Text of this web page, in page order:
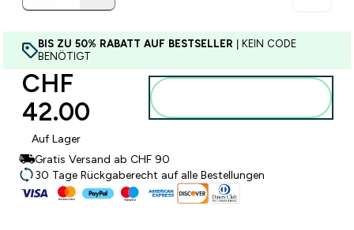
BIS ZU 50% RABATT AUF BESTSELLER | KEIN CODE
BENÖTIGT
CHF
42.00‎
Auf Lager
Gratis Versand ab CHF 90
30 Tage Rückgaberecht auf alle Bestellungen